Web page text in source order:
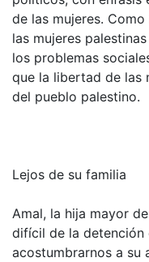
de las mujeres.
las mujeres
los problemas
que la libertad de las
del pueblo palestino.
Lejos de su familia
Amal, la hija mayor
difícil de la detención
acostumbrarnos a su